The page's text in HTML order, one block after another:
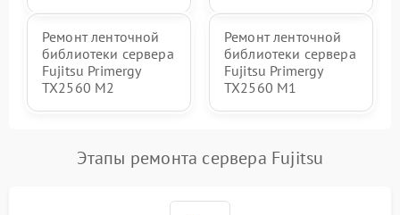
Ремонт ленточной
библиотеки сервера
Fujitsu Primergy
TX2560 M2
Ремонт ленточной
библиотеки сервера
Fujitsu Primergy
TX2560 M1
Этапы ремонта сервера Fujitsu